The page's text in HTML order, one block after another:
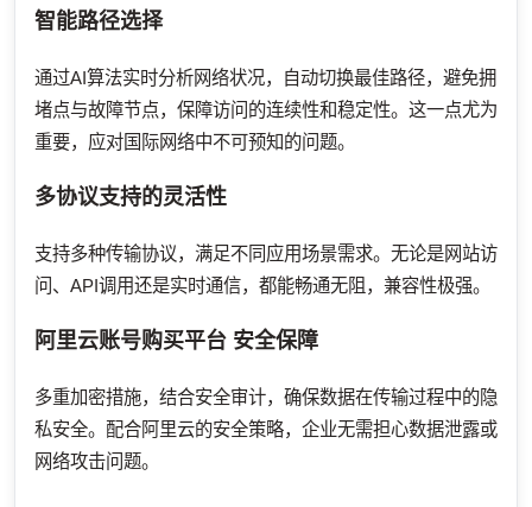
智能路径选择
通过AI算法实时分析网络状况，自动切换最佳路径，避免拥
堵点与故障节点，保障访问的连续性和稳定性。这一点尤为
重要，应对国际网络中不可预知的问题。
多协议支持的灵活性
支持多种传输协议，满足不同应用场景需求。无论是网站访
问、API调用还是实时通信，都能畅通无阻，兼容性极强。
阿里云账号购买平台 安全保障
多重加密措施，结合安全审计，确保数据在传输过程中的隐
私安全。配合阿里云的安全策略，企业无需担心数据泄露或
网络攻击问题。